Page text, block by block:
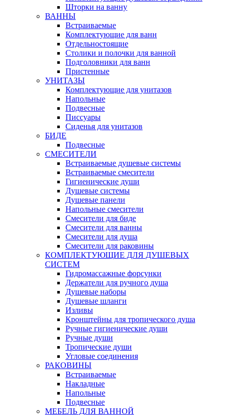
Шторки на ванну
ВАННЫ
Встраиваемые
Комплектующие для ванн
Отдельностоящие
Столики и полочки для ванной
Подголовники для ванн
Пристенные
УНИТАЗЫ
Комплектующие для унитазов
Напольные
Подвесные
Писсуары
Сиденья для унитазов
БИДЕ
Подвесные
СМЕСИТЕЛИ
Встраиваемые душевые системы
Встраиваемые смесители
Гигиенические души
Душевые системы
Душевые панели
Напольные смесители
Смесители для биде
Смесители для ванны
Смесители для душа
Смесители для раковины
КОМПЛЕКТУЮЩИЕ ДЛЯ ДУШЕВЫХ
СИСТЕМ
Гидромассажные форсунки
Держатели для ручного душа
Душевые наборы
Душевые шланги
Изливы
Кронштейны для тропического душа
Ручные гигиенические души
Ручные души
Тропические души
Угловые соединения
РАКОВИНЫ
Встраиваемые
Накладные
Напольные
Подвесные
МЕБЕЛЬ ДЛЯ ВАННОЙ